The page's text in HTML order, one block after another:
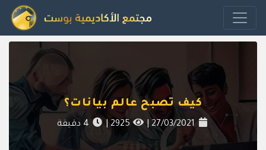
كيف تصبح عالم بيانات؟
27/03/2021
|
4 دقيقة